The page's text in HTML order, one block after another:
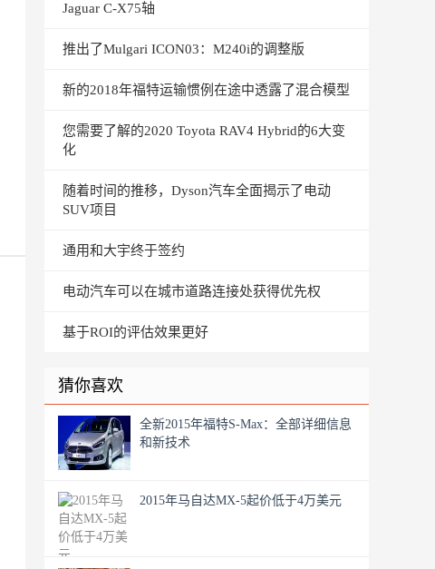
Jaguar C-X75轴
推出了Mulgari ICON03：M240i的调整版
新的2018年福特运输惯例在途中透露了混合模型
您需要了解的2020 Toyota RAV4 Hybrid的6大变
化
随着时间的推移，Dyson汽车全面揭示了电动
SUV项目
通用和大宇终于签约
电动汽车可以在城市道路连接处获得优先权
基于ROI的评估效果更好
猜你喜欢
全新2015年福特S-Max：全部详细信息
和新技术
2015年马自达MX-5起价低于4万美元